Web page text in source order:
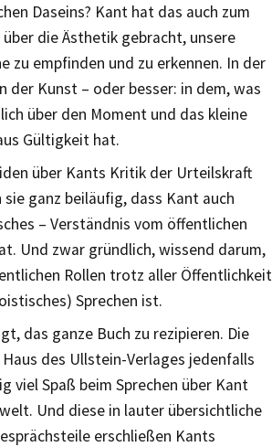
Daseins? Kant hat das auch zum
die Ästhetik gebracht, unsere
zu empfinden und zu erkennen. In der
der Kunst – oder besser: in dem, was
über den Moment und das kleine
Gültigkeit hat.
über Kants Kritik der Urteilskraft
sie ganz beiläufig, dass Kant auch
– Verständnis vom öffentlichen
Und zwar gründlich, wissend darum,
Rollen trotz aller Öffentlichkeit
Sprechen ist.
das ganze Buch zu rezipieren. Die
des Ullstein-Verlages jedenfalls
viel Spaß beim Sprechen über Kant
Und diese in lauter übersichtliche
erschließen Kants